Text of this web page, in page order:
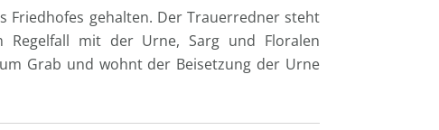
Friedhofes gehalten. Der Trauerredner steht
Regelfall mit der Urne, Sarg und Floralen
Grab und wohnt der Beisetzung der Urne